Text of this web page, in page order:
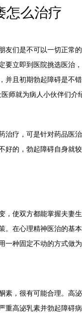
怎么治疗
们是不可以一切正常
要立即到医院挑选医治
并且初期勃起障碍是不
师就为病人小伙伴们介
疗，可是针对药品医
好的，勃起障碍自身就
使双方都能掌握夫妻
。在心理精神医治的基
一种固定不动的方式做
，很有可能合理。高
重高泌乳素并勃起障碍